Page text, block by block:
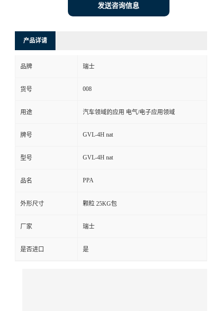
式
在
线
发送咨询信息
产品详请
品牌 瑞士
货号 008
用途 汽车领域的应用 电气/电子应用领域
牌号 GVL-4H nat
型号 GVL-4H nat
品名 PPA
外形尺寸 颗粒 25KG包
厂家 瑞士
是否进口 是